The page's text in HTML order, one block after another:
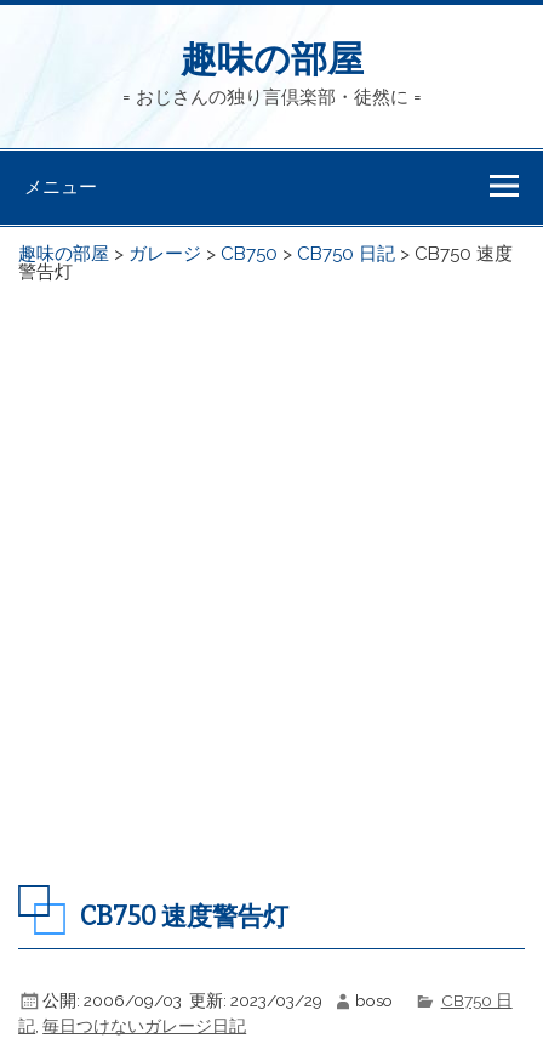
趣味の部屋
= おじさんの独り言倶楽部・徒然に =
メニュー
趣味の部屋 > ガレージ > CB750 > CB750 日記 > CB750 速度
警告灯
CB750 速度警告灯
公開: 2006/09/03 更新: 2023/03/29 boso
CB750 日
記,毎日つけないガレージ日記